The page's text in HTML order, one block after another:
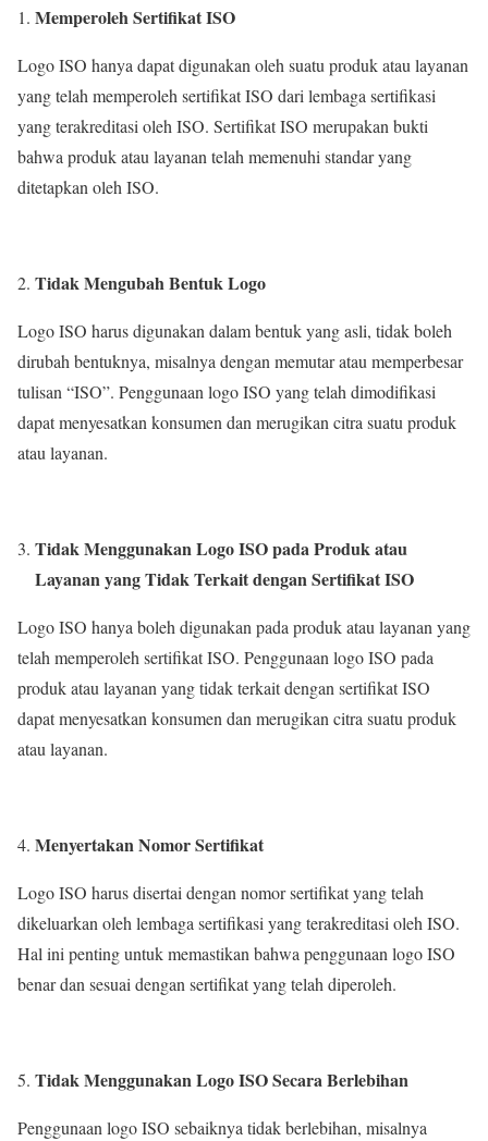
Memperoleh Sertifikat ISO
Logo ISO hanya dapat digunakan oleh suatu produk atau layanan
yang telah memperoleh sertifikat ISO dari lembaga sertifikasi
yang terakreditasi oleh ISO. Sertifikat ISO merupakan bukti
bahwa produk atau layanan telah memenuhi standar yang
ditetapkan oleh ISO.
Tidak Mengubah Bentuk Logo
Logo ISO harus digunakan dalam bentuk yang asli, tidak boleh
dirubah bentuknya, misalnya dengan memutar atau memperbesar
tulisan “ISO”. Penggunaan logo ISO yang telah dimodifikasi
dapat menyesatkan konsumen dan merugikan citra suatu produk
atau layanan.
Tidak Menggunakan Logo ISO pada Produk atau
Layanan yang Tidak Terkait dengan Sertifikat ISO
Logo ISO hanya boleh digunakan pada produk atau layanan yang
telah memperoleh sertifikat ISO. Penggunaan logo ISO pada
produk atau layanan yang tidak terkait dengan sertifikat ISO
dapat menyesatkan konsumen dan merugikan citra suatu produk
atau layanan.
Menyertakan Nomor Sertifikat
Logo ISO harus disertai dengan nomor sertifikat yang telah
dikeluarkan oleh lembaga sertifikasi yang terakreditasi oleh ISO.
Hal ini penting untuk memastikan bahwa penggunaan logo ISO
benar dan sesuai dengan sertifikat yang telah diperoleh.
Tidak Menggunakan Logo ISO Secara Berlebihan
Penggunaan logo ISO sebaiknya tidak berlebihan, misalnya